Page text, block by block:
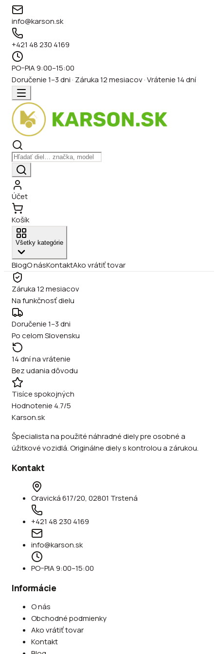
info@karson.sk
+421 48 230 4169
PO–PIA 9:00–15:00
Doručenie 1–3 dni · Záruka 12 mesiacov · Vrátenie 14 dní
Účet
Košík
Všetky kategórie
BlogO násKontaktAko vrátiť tovar
Záruka 12 mesiacov
Na funkčnosť dielu
Doručenie 1–3 dni
Po celom Slovensku
14 dní na vrátenie
Bez udania dôvodu
Tisíce spokojných
Hodnotenie 4.7/5
Karson.sk
Špecialista na použité náhradné diely pre osobné a
úžitkové vozidlá. Originálne diely s kontrolou a zárukou.
Kontakt
Oravická 617/20, 02801 Trstená
+421 48 230 4169
info@karson.sk
PO–PIA 9:00–15:00
Informácie
O nás
Obchodné podmienky
Ako vrátiť tovar
Kontakt